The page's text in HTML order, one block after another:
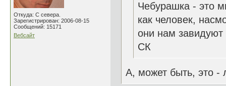
Откуда: С севера.
Зарегистрирован: 2006-08-15
Сообщений: 15171
Вебсайт
Чебурашка - это
как человек,
они нам завидуют
СК
А, может быть, это -